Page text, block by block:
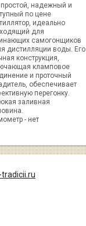
надежный и
по цене
идеально
для
самогонщиков
дистилляции воды. Его
конструкция,
кламповое
и проточный
обеспечивает
перегонку.
заливная
- нет